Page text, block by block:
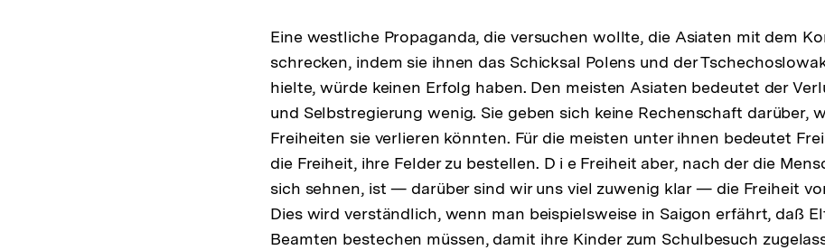
Eine westliche Propaganda, die versuchen wollte, die Asiaten mit dem
schrecken, indem sie ihnen das Schicksal Polens und der
hielte, würde keinen Erfolg haben. Den meisten Asiaten bedeutet der
und Selbstregierung wenig. Sie geben sich keine Rechenschaft darüber,
Freiheiten sie verlieren könnten. Für die meisten unter ihnen bedeutet
die Freiheit, ihre Felder zu bestellen. D i e Freiheit aber, nach der die
sich sehnen, ist — darüber sind wir uns viel zuwenig klar — die Freiheit
Dies wird verständlich, wenn man beispielsweise in Saigon erfährt, daß
Beamten bestechen müssen, damit ihre Kinder zum Schulbesuch